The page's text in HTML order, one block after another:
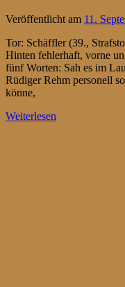
Veröffentlicht am 11.
Tor: Schäffler (39.,
Hinten fehlerhaft, vorne
fünf Worten: Sah es im
Rüdiger Rehm personell
könne,
Weiterlesen